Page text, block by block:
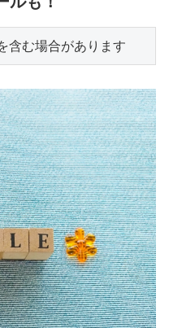
含む場合があります